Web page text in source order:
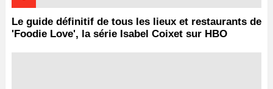
Le guide définitif de tous les lieux et restaurants de
'Foodie Love', la série Isabel Coixet sur HBO